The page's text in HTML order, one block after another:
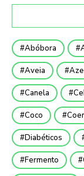
Abóbora
Aveia
Canela
Coco
Diabéticos
Fermento